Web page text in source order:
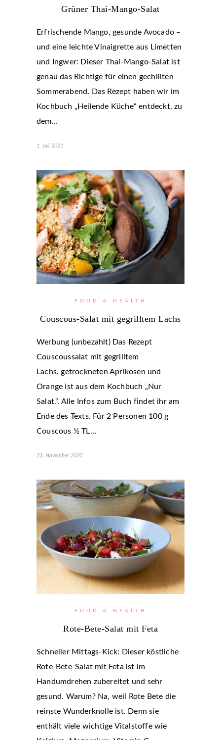
Grüner Thai-Mango-Salat
Erfrischende Mango, gesunde Avocado –
und eine leichte Vinaigrette aus Limetten
und Ingwer: Dieser Thai-Mango-Salat ist
genau das Richtige für einen gechillten
Sommerabend. Das Rezept haben wir im
Kochbuch „Heilende Küche“ entdeckt, zu
dem…
1. Juli 2021
FOOD & HEALTH
Couscous-Salat mit gegrilltem Lachs
Werbung (unbezahlt) Das Rezept
Couscoussalat mit gegrilltem
Lachs, getrockneten Aprikosen und
Orange ist aus dem Kochbuch „Nur
Salat.“. Alle Infos zum Buch findet ihr am
Ende des Texts. Für 2 Personen 100 g
Couscous ½ TL…
23. November 2020
FOOD & HEALTH
Rote-Bete-Salat mit Feta
Schneller Mittags-Kick: Dieser köstliche
Rote-Bete-Salat mit Feta ist im
Handumdrehen zubereitet und sehr
gesund. Warum? Na, weil Rote Bete die
reinste Wunderknolle ist. Denn sie
enthält viele wichtige Vitalstoffe wie